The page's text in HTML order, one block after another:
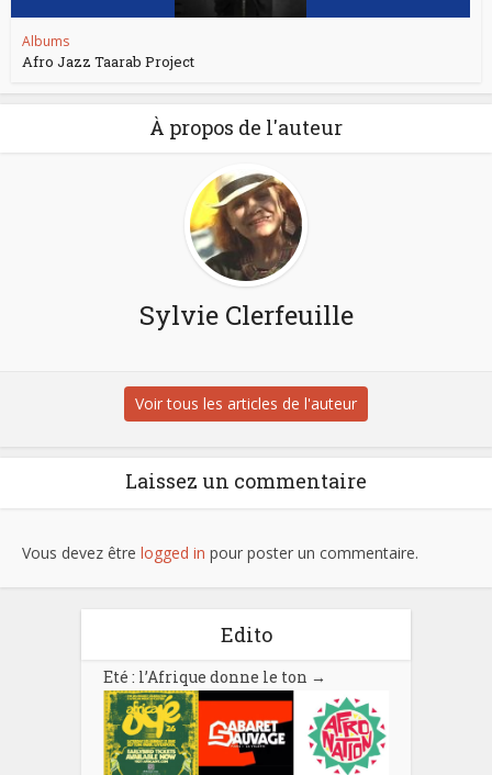
Albums
Afro Jazz Taarab Project
À propos de l'auteur
Sylvie Clerfeuille
Voir tous les articles de l'auteur
Laissez un commentaire
Vous devez être logged in pour poster un commentaire.
Edito
Eté : l’Afrique donne le ton →